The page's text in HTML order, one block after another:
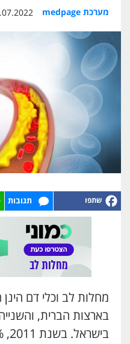
מערכת medpage 13:06
תגובות
מחלות לב וכלי דם
בארצות הברית,